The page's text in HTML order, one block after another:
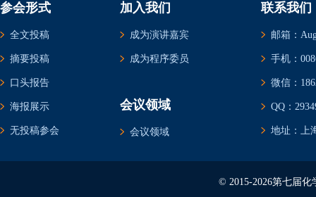
参会形式
全文投稿
摘要投稿
口头报告
海报展示
无投稿参会
加入我们
成为演讲嘉宾
成为程序委员
会议领域
会议领域
联系我们
邮箱：
手机：
微信：
QQ：
地址：上
© 2015-2026第七届